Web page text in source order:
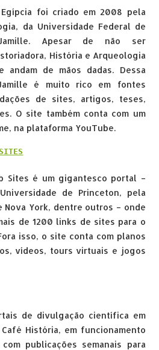
foi criado em 2008 pela
da Universidade Federal de
Apesar de não ser
História e Arqueologia
andam de mãos dadas. Dessa
é muito rico em fontes
de sites, artigos, teses,
O site também conta com um
na plataforma YouTube.
Sites é um gigantesco portal –
de Princeton, pela
Nova York, dentre outros – onde
de 1200 links de sites para o
isso, o site conta com planos
vídeos, tours virtuais e jogos
de divulgação científica em
História, em funcionamento
publicações semanais para